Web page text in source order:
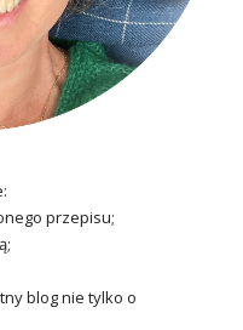
przepisu;
blog nie tylko o